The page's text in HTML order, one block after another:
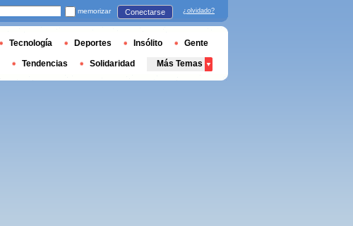
memorizar Conectarse ¿olvidado?
Tecnología Deportes Insólito Gente
Tendencias Solidaridad Más Temas